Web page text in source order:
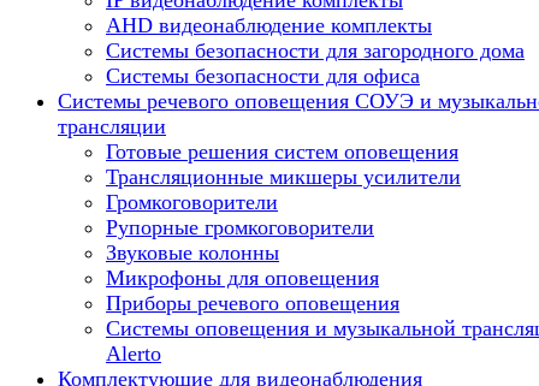
AHD видеонаблюдение комплекты
Системы безопасности для загородного дома
Системы безопасности для офиса
Системы речевого оповещения СОУЭ и
трансляции
Готовые решения систем оповещения
Трансляционные микшеры усилители
Громкоговорители
Рупорные громкоговорители
Звуковые колонны
Микрофоны для оповещения
Приборы речевого оповещения
Системы оповещения и музыкальной
Alerto
Комплектующие для видеонаблюдения